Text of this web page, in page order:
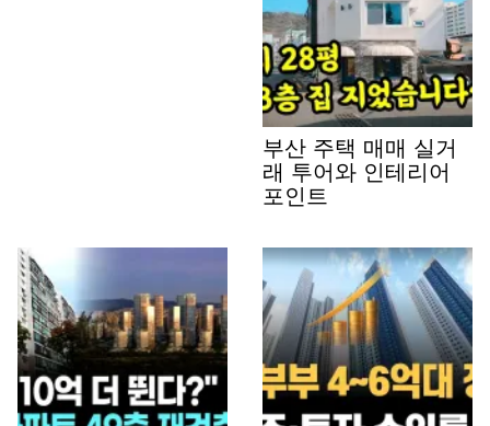
부산 주택 매매 실거
래 투어와 인테리어
포인트